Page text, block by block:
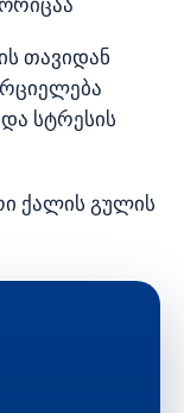
თავიდან
სტრესის
ქალის გულის